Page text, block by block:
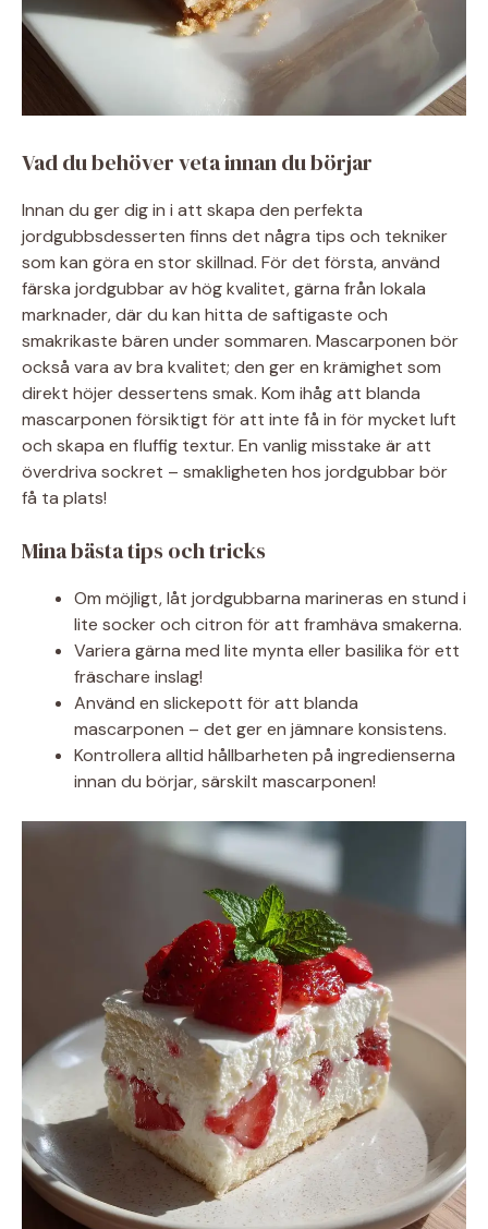
Vad du behöver veta innan du börjar
Innan du ger dig in i att skapa den perfekta
jordgubbsdesserten finns det några tips och tekniker
som kan göra en stor skillnad. För det första, använd
färska jordgubbar av hög kvalitet, gärna från lokala
marknader, där du kan hitta de saftigaste och
smakrikaste bären under sommaren. Mascarponen bör
också vara av bra kvalitet; den ger en krämighet som
direkt höjer dessertens smak. Kom ihåg att blanda
mascarponen försiktigt för att inte få in för mycket luft
och skapa en fluffig textur. En vanlig misstake är att
överdriva sockret – smakligheten hos jordgubbar bör
få ta plats!
Mina bästa tips och tricks
Om möjligt, låt jordgubbarna marineras en stund i
lite socker och citron för att framhäva smakerna.
Variera gärna med lite mynta eller basilika för ett
fräschare inslag!
Använd en slickepott för att blanda
mascarponen – det ger en jämnare konsistens.
Kontrollera alltid hållbarheten på ingredienserna
innan du börjar, särskilt mascarponen!